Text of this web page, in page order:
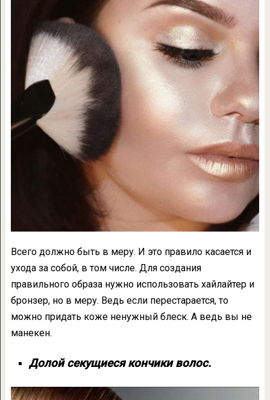
Всего должно быть в меру. И это правило касается и
ухода за собой, в том числе. Для создания
правильного образа нужно использовать хайлайтер и
бронзер, но в меру. Ведь если перестарается, то
можно придать коже ненужный блеск. А ведь вы не
манекен.
Долой секущиеся кончики волос.